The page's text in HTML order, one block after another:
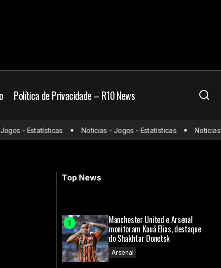
Política de Privacidade – R10 News
o
Milan surpreende e derrota o Real
Madrid no Santiago Bernabéu pela
Champions League
- Estatísticas Notícias - Jogos - Estatísticas Notícias -
Top News
Manchester United e Arsenal
monitoram Kauã Elias, destaque
do Shakhtar Donetsk
Arsenal